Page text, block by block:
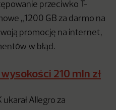
przeciwko T-
„1200 GB za darmo na
promocję na internet,
w błąd.
210 mln zł
Allegro za